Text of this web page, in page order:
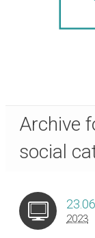
Archive
social
23.06
2023